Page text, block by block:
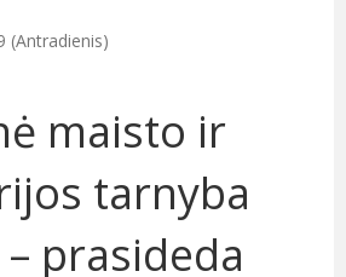
(Antradienis)
maisto ir
tarnyba
prasideda